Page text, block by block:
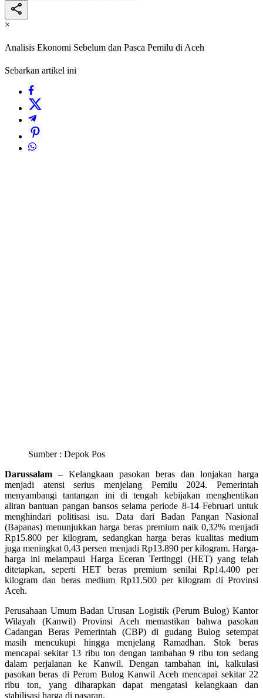
×
Analisis Ekonomi Sebelum dan Pasca Pemilu di Aceh
Sebarkan artikel ini
Sumber : Depok Pos
Darussalam – Kelangkaan pasokan beras dan lonjakan harga
menjadi atensi serius menjelang Pemilu 2024. Pemerintah
menyambangi tantangan ini di tengah kebijakan menghentikan
aliran bantuan pangan bansos selama periode 8-14 Februari untuk
menghindari politisasi isu. Data dari Badan Pangan Nasional
(Bapanas) menunjukkan harga beras premium naik 0,32% menjadi
Rp15.800 per kilogram, sedangkan harga beras kualitas medium
juga meningkat 0,43 persen menjadi Rp13.890 per kilogram. Harga-
harga ini melampaui Harga Eceran Tertinggi (HET) yang telah
ditetapkan, seperti HET beras premium senilai Rp14.400 per
kilogram dan beras medium Rp11.500 per kilogram di Provinsi
Aceh.
Perusahaan Umum Badan Urusan Logistik (Perum Bulog) Kantor
Wilayah (Kanwil) Provinsi Aceh memastikan bahwa pasokan
Cadangan Beras Pemerintah (CBP) di gudang Bulog setempat
masih mencukupi hingga menjelang Ramadhan. Stok beras
mencapai sekitar 13 ribu ton dengan tambahan 9 ribu ton sedang
dalam perjalanan ke Kanwil. Dengan tambahan ini, kalkulasi
pasokan beras di Perum Bulog Kanwil Aceh mencapai sekitar 22
ribu ton, yang diharapkan dapat mengatasi kelangkaan dan
stabilisasi harga di pasaran.